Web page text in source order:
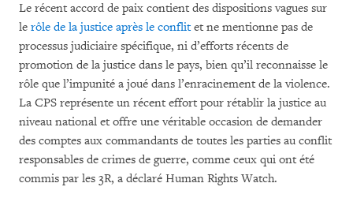
Le récent accord de paix contient des dispositions vagues sur
le rôle de la justice après le conflitet ne mentionne pas de
processus judiciaire spécifique, ni d’efforts récents de
promotion de la justice dans le pays, bien qu’il reconnaisse le
rôle que l’impunité a joué dans l’enracinement de la violence.
La CPS représente un récent effort pour rétablir la justice au
niveau national et offre une véritable occasion de demander
des comptes aux commandants de toutes les parties au conflit
responsables de crimes de guerre, comme ceux qui ont été
commis par les 3R, a déclaré Human Rights Watch.